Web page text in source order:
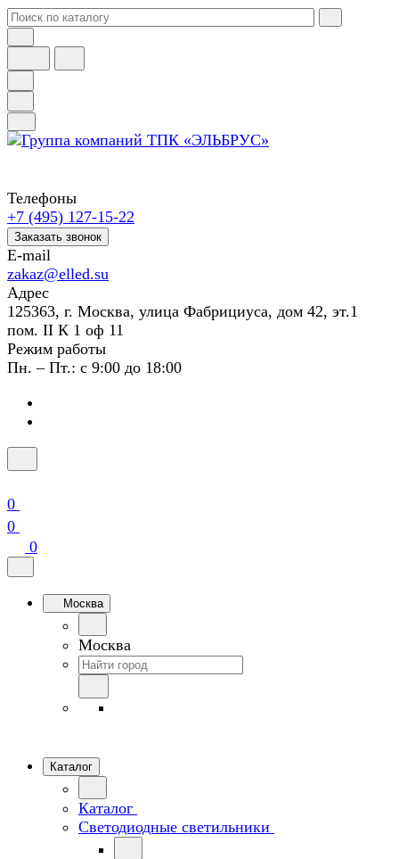
Телефоны
+7 (495) 127-15-22
Заказать звонок
E-mail
zakaz@elled.su
Адрес
125363, г. Москва, улица Фабрициуса, дом 42, эт.1
пом. II К 1 оф 11
Режим работы
Пн. – Пт.: с 9:00 до 18:00
0
0
0
Москва
Москва
Каталог
Каталог
Светодиодные светильники